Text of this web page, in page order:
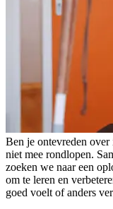
Ben je ontevreden
niet mee rondlopen.
zoeken we naar een
om te leren en
goed voelt of anders